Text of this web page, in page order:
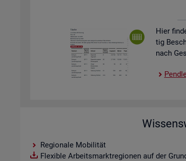
Hier
tig
nach
Regionale Mobilität
Flexible Arbeitsmarktregionen auf der